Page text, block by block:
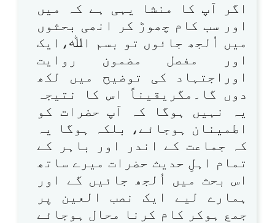
اگر آپ کا منشا یہی ہے کہ میں
اور سب کام چھوڑ کر انھی بحثوں
میں اُلجھ جائوں تو بسم اﷲ،ایک
اور مفصل مضمون روایت
اوراجتہاد کی توضیح میں لکھ
دوں گا۔مگریقیناً اس کا نتیجہ
یہ نہیں ہوگا کہ آپ حضرات کو
اطمینان ہوجائے، بلکہ ہوگا یہ
کہ جماعت کے اندر اور باہر کے
تمام اہلِ حدیث حضرات میرے ساتھ
اس بحث میں اُلجھ جائیں گے اور
ہمارے لیے ایک نصب العین پر
جمع ہوکر کام کرنا محال ہوجائے